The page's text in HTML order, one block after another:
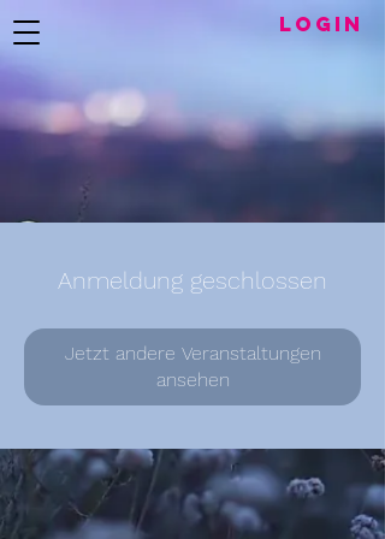
LogIN
Anmeldung geschlossen
Jetzt andere Veranstaltungen
ansehen